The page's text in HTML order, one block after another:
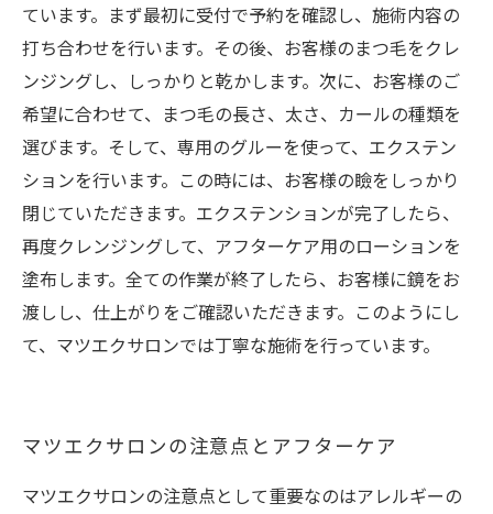
ています。まず最初に受付で予約を確認し、施術内容の
打ち合わせを行います。その後、お客様のまつ毛をクレ
ンジングし、しっかりと乾かします。次に、お客様のご
希望に合わせて、まつ毛の長さ、太さ、カールの種類を
選びます。そして、専用のグルーを使って、エクステン
ションを行います。この時には、お客様の瞼をしっかり
閉じていただきます。エクステンションが完了したら、
再度クレンジングして、アフターケア用のローションを
塗布します。全ての作業が終了したら、お客様に鏡をお
渡しし、仕上がりをご確認いただきます。このようにし
て、マツエクサロンでは丁寧な施術を行っています。
マツエクサロンの注意点とアフターケア
マツエクサロンの注意点として重要なのはアレルギーの